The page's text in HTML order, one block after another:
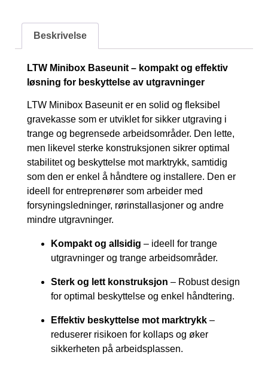
Beskrivelse
LTW Minibox Baseunit – kompakt og effektiv
løsning for beskyttelse av utgravninger
LTW Minibox Baseunit er en solid og fleksibel
gravekasse som er utviklet for sikker utgraving i
trange og begrensede arbeidsområder. Den lette,
men likevel sterke konstruksjonen sikrer optimal
stabilitet og beskyttelse mot marktrykk, samtidig
som den er enkel å håndtere og installere. Den er
ideell for entreprenører som arbeider med
forsyningsledninger, rørinstallasjoner og andre
mindre utgravninger.
Kompakt og allsidig – ideell for trange
utgravninger og trange arbeidsområder.
Sterk og lett konstruksjon – Robust design
for optimal beskyttelse og enkel håndtering.
Effektiv beskyttelse mot marktrykk –
reduserer risikoen for kollaps og øker
sikkerheten på arbeidsplassen.